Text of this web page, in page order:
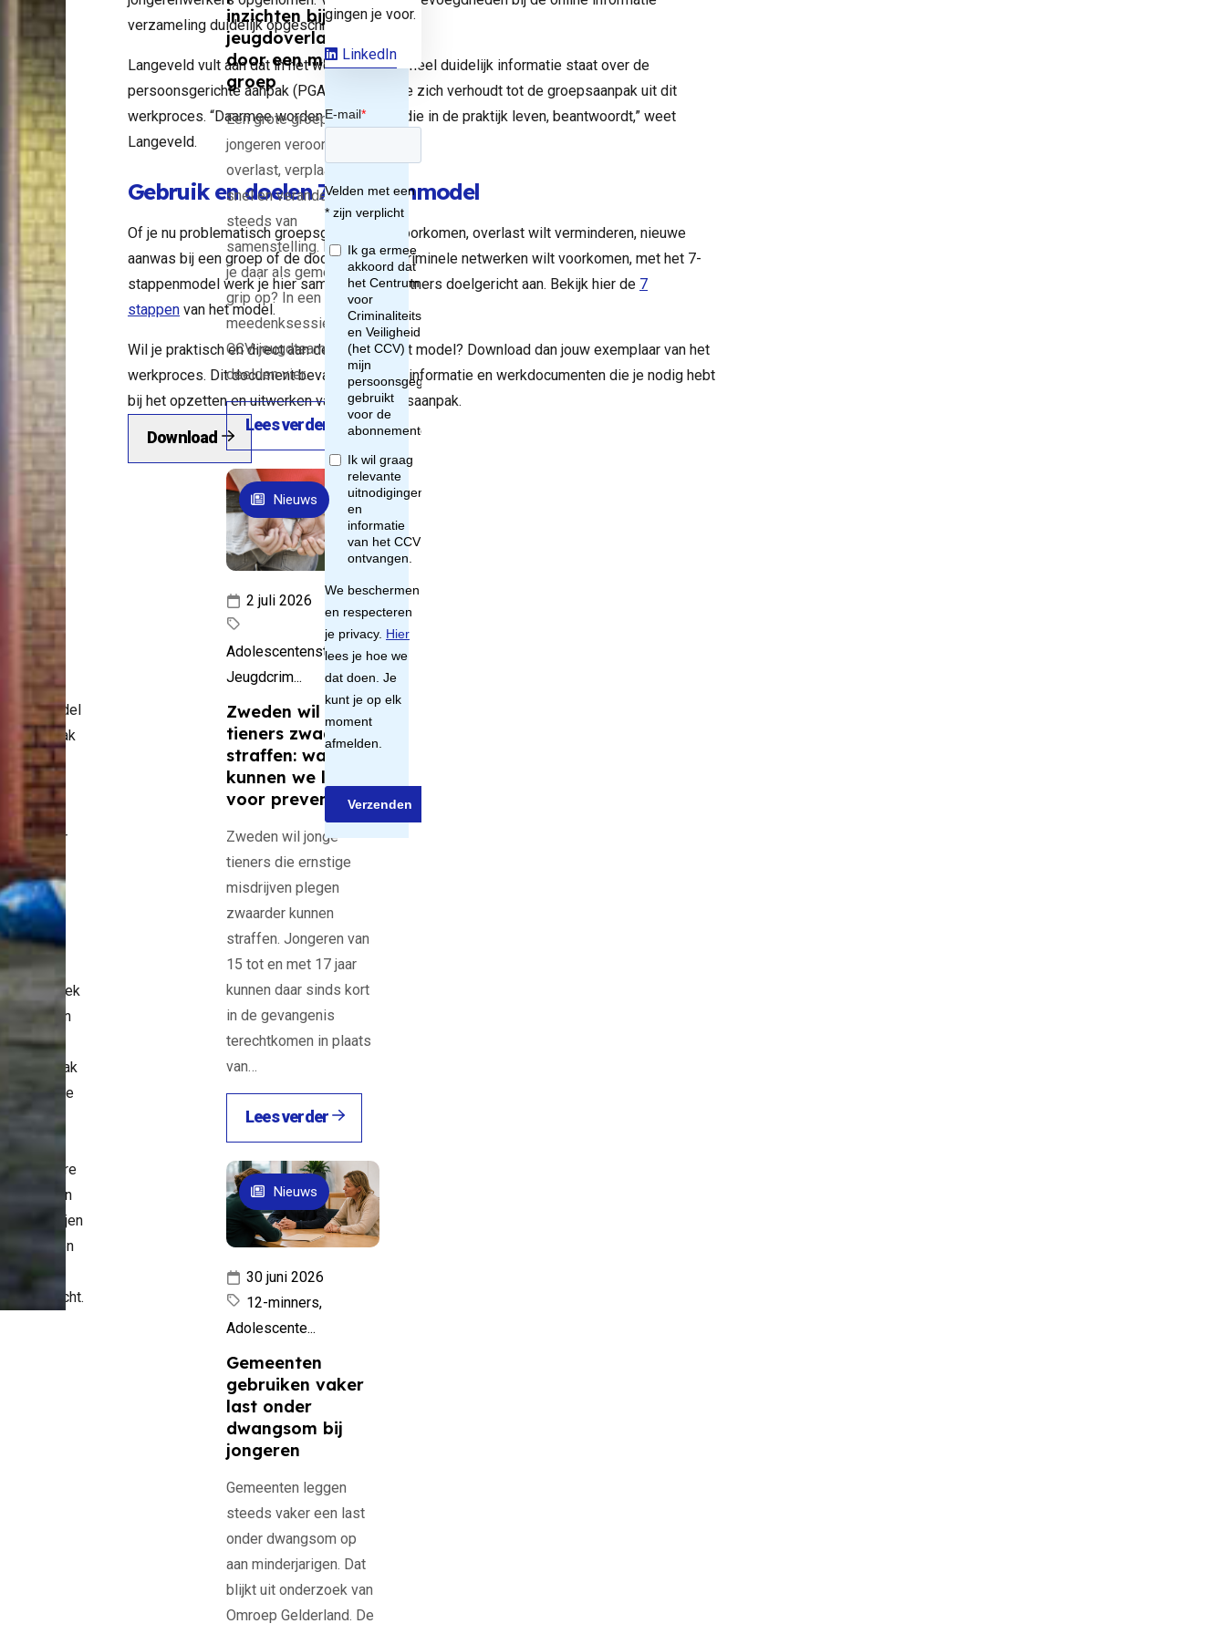
aanpak
en
is
en klaar
Dit
– samen
degelijk
–
methodiek
van
Het
de aanpak
heldere
tussen
partijen
verzameling duidelijk opgeschreven.”
Langeveld vult aan dat in het werkproces nu heel duidelijk informatie staat over de
persoonsgerichte aanpak (PGA) en hoe deze zich verhoudt tot de groepsaanpak uit dit
werkproces. “Daarmee worden veel vragen die in de praktijk leven, beantwoordt,” weet
Langeveld.
Gebruik en doelen 7-stappenmodel
Of je nu problematisch groepsgedrag wilt voorkomen, overlast wilt verminderen, nieuwe
aanwas bij een groep of de doorgroei naar criminele netwerken wilt voorkomen, met het 7-
stappenmodel werk je hier samen met je partners doelgericht aan. Bekijk hier de 7
stappen van het model.
Wil je praktisch en direct aan de slag met het model? Download dan jouw exemplaar van het
werkproces. Dit document bevat alle (extra) informatie en werkdocumenten die je nodig hebt
bij het opzetten en uitwerken van een groepsaanpak.
Download
inzichten bij
jeugdoverlast
door een mobiele
groep
Een grote groep
jongeren veroorzaakt
overlast, verplaatst zich
snel en verandert
steeds van
samenstelling. Hoe krijg
je daar als gemeente
grip op? In een
meedenksessie van het
CCV-jeugdteam
deelden vier…
Lees verder
Zweden wil jonge
tieners zwaarder
straffen: wat
kunnen we leren
voor preventie?
Zweden wil jonge
tieners die ernstige
misdrijven plegen
zwaarder kunnen
straffen. Jongeren van
15 tot en met 17 jaar
kunnen daar sinds kort
in de gevangenis
terechtkomen in plaats
van…
2 juli 2026
Adolescentenstrafrecht,
Jeugdcrim...
Lees verder
Nieuws
Gemeenten
gebruiken vaker
last onder
dwangsom bij
jongeren
Gemeenten leggen
steeds vaker een last
onder dwangsom op
aan minderjarigen. Dat
blijkt uit onderzoek van
Omroep Gelderland. De
30 juni 2026
12-minners,
Adolescente...
Nieuws
gingen je voor.
LinkedIn